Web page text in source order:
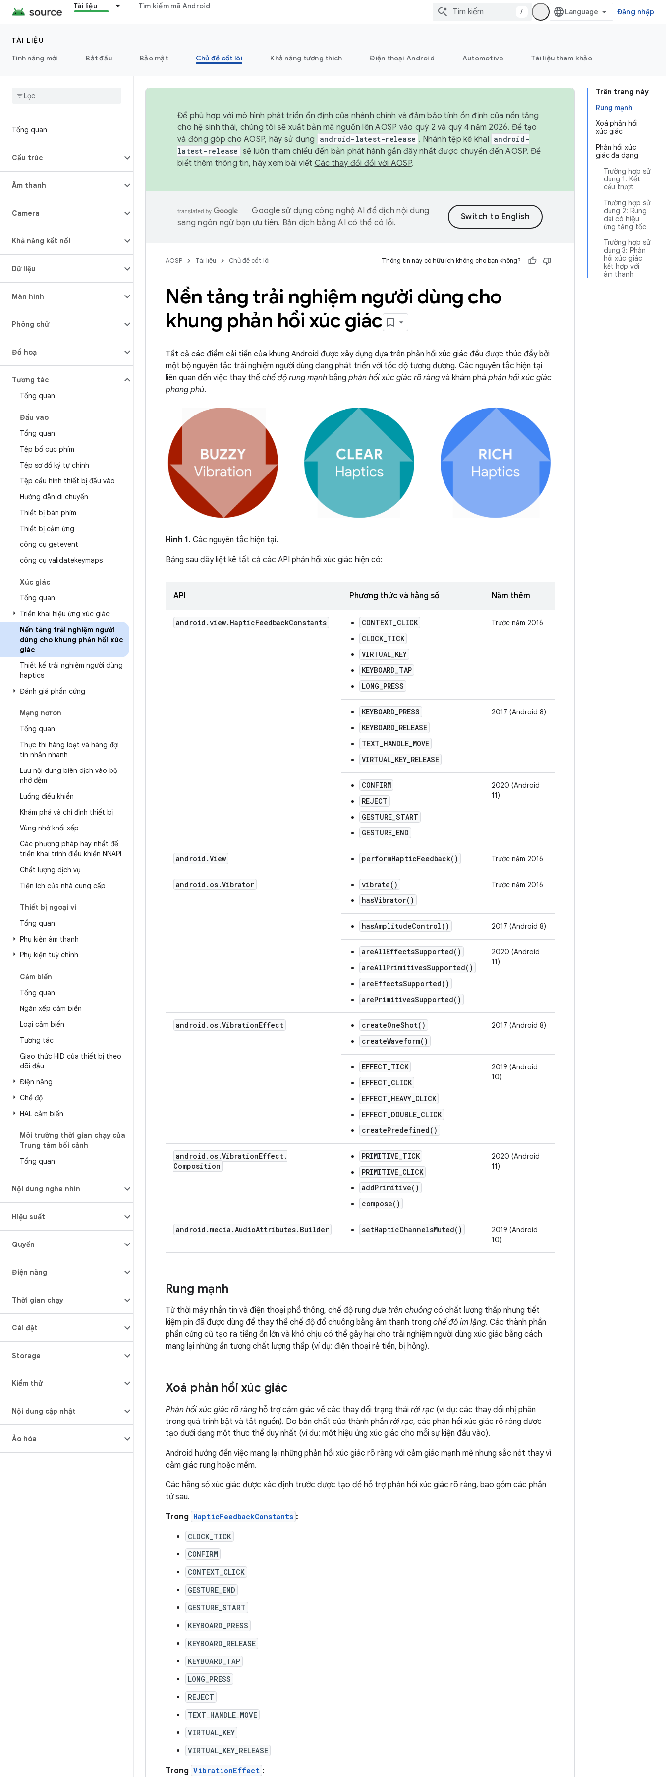
Tài liệu Tìm kiếm mã Android
/ Đăng nhập
TÀI LIỆU
Tính năng mới
Bắt đầu Bảo mật Chủ đề cốt lõi Khả năng tương thích Điện thoại Android Automotive Tài liệu tham khảo
Tổng quan
Cấu trúc
Âm thanh
Camera
Khả năng kết nối
Dữ liệu
Màn hình
Phông chữ
Đồ hoạ
Tương tác
Tổng quan
Đầu vào
Tổng quan
Tệp bố cục phím
Tệp sơ đồ ký tự chính
Tệp cấu hình thiết bị đầu vào
Hướng dẫn di chuyển
Thiết bị bàn phím
Thiết bị cảm ứng
công cụ getevent
công cụ validatekeymaps
Xúc giác
Tổng quan
Triển khai hiệu ứng xúc giác
Nền tảng trải nghiệm người
dùng cho khung phản hồi xúc
giác
Thiết kế trải nghiệm người dùng
haptics
Đánh giá phần cứng
Mạng nơron
Tổng quan
Thực thi hàng loạt và hàng đợi
tin nhắn nhanh
Lưu nội dung biên dịch vào bộ
nhớ đệm
Luồng điều khiển
Khám phá và chỉ định thiết bị
Vùng nhớ khối xếp
Các phương pháp hay nhất để
triển khai trình điều khiển NNAPI
Chất lượng dịch vụ
Tiện ích của nhà cung cấp
Thiết bị ngoại vi
Tổng quan
Phụ kiện âm thanh
Phụ kiện tuỳ chỉnh
Cảm biến
Tổng quan
Ngăn xếp cảm biến
Loại cảm biến
Tương tác
Giao thức HID của thiết bị theo
dõi đầu
Điện năng
Chế độ
HAL cảm biến
Môi trường thời gian chạy của
Trung tâm bối cảnh
Tổng quan
Nội dung nghe nhìn
Hiệu suất
Quyền
Điện năng
Thời gian chạy
Cài đặt
Storage
Kiểm thử
Nội dung cập nhật
Ảo hóa
Trên trang này
Rung mạnh
Xoá phản hồi
xúc giác
Phản hồi xúc
giác đa dạng
Trường hợp sử
dụng 1: Kết
cấu trượt
Trường hợp sử
dụng 2: Rung
dài có hiệu
ứng tăng tốc
Trường hợp sử
dụng 3: Phản
hồi xúc giác
kết hợp với
âm thanh
Để phù hợp với mô hình phát triển ổn định của nhánh chính và đảm bảo tính ổn định của nền tảng
cho hệ sinh thái, chúng tôi sẽ xuất bản mã nguồn lên AOSP vào quý 2 và quý 4 năm 2026. Để tạo
và đóng góp cho AOSP, hãy sử dụng
android-latest-release . Nhánh tệp kê khai android-
latest-release sẽ luôn tham chiếu đến bản phát hành gần đây nhất được chuyển đến AOSP. Để
biết thêm thông tin, hãy xem bài viết Các thay đổi đối với AOSP.
Google sử dụng công nghệ AI để dịch nội dung
sang ngôn ngữ bạn ưu tiên. Bản dịch bằng AI có thể có lỗi.
AOSP Tài liệu Chủ đề cốt lõi Thông tin này có hữu ích không cho bạn không?
Nền tảng trải nghiệm người dùng cho
khung phản hồi xúc giác
Tất cả các điểm cải tiến của khung Android được xây dựng dựa trên phản hồi xúc giác đều được thúc đẩy bởi
một bộ nguyên tắc trải nghiệm người dùng đang phát triển với tốc độ tương đương. Các nguyên tắc hiện tại
liên quan đến việc thay thế chế độ rung mạnh bằng phản hồi xúc giác rõ ràng và khám phá phản hồi xúc giác
phong phú.
Hình 1. Các nguyên tắc hiện tại.
Bảng sau đây liệt kê tất cả các API phản hồi xúc giác hiện có:
API Phương thức và hằng số Năm thêm
android .view. HapticFeedbackConstants
CONTEXT_CLICK
CLOCK_TICK
VIRTUAL_KEY
KEYBOARD_TAP
LONG_PRESS
Trước năm 2016
KEYBOARD_PRESS
KEYBOARD_RELEASE
TEXT_HANDLE_MOVE
VIRTUAL_KEY_RELEASE
2017 (Android 8)
CONFIRM
REJECT
GESTURE_START
GESTURE_END
2020 (Android
11)
android .View performHapticFeedback() Trước năm 2016
android . os.Vibrator
vibrate()
hasVibrator()
Trước năm 2016
hasAmplitudeControl() 2017 (Android 8)
areAllEffectsSupported()
areAllPrimitivesSupported()
areEffectsSupported()
arePrimitivesSupported()
2020 (Android
11)
android . os.VibrationEffect
createOneShot()
createWaveform()
2017 (Android 8)
EFFECT_TICK
EFFECT_CLICK
EFFECT_HEAVY_CLICK
EFFECT_DOUBLE_CLICK
createPredefined()
2019 (Android
10)
android . os.VibrationEffect .
Composition
PRIMITIVE_TICK
PRIMITIVE_CLICK
addPrimitive()
compose()
2020 (Android
11)
android . media .AudioAttributes. Builder setHapticChannelsMuted()
2019 (Android
10)
Rung mạnh
Từ thời máy nhắn tin và điện thoại phổ thông, chế độ rung dựa trên chuông có chất lượng thấp nhưng tiết
kiệm pin đã được dùng để thay thế chế độ đổ chuông bằng âm thanh trong chế độ im lặng. Các thành phần
phần cứng cũ tạo ra tiếng ồn lớn và khó chịu có thể gây hại cho trải nghiệm người dùng xúc giác bằng cách
mang lại những ấn tượng chất lượng thấp (ví dụ: điện thoại rẻ tiền, bị hỏng).
Xoá phản hồi xúc giác
Phản hồi xúc giác rõ ràng hỗ trợ cảm giác về các thay đổi trạng thái rời rạc (ví dụ: các thay đổi nhị phân
trong quá trình bật và tắt nguồn). Do bản chất của thành phần rời rạc, các phản hồi xúc giác rõ ràng được
tạo dưới dạng một thực thể duy nhất (ví dụ: một hiệu ứng xúc giác cho mỗi sự kiện đầu vào).
Android hướng đến việc mang lại những phản hồi xúc giác rõ ràng với cảm giác mạnh mẽ nhưng sắc nét thay vì
cảm giác rung hoặc mềm.
Các hằng số xúc giác được xác định trước được tạo để hỗ trợ phản hồi xúc giác rõ ràng, bao gồm các phần
tử sau.
Trong HapticFeedbackConstants :
CLOCK_TICK
CONFIRM
CONTEXT_CLICK
GESTURE_END
GESTURE_START
KEYBOARD_PRESS
KEYBOARD_RELEASE
KEYBOARD_TAP
LONG_PRESS
REJECT
TEXT_HANDLE_MOVE
VIRTUAL_KEY
VIRTUAL_KEY_RELEASE
Trong VibrationEffect :